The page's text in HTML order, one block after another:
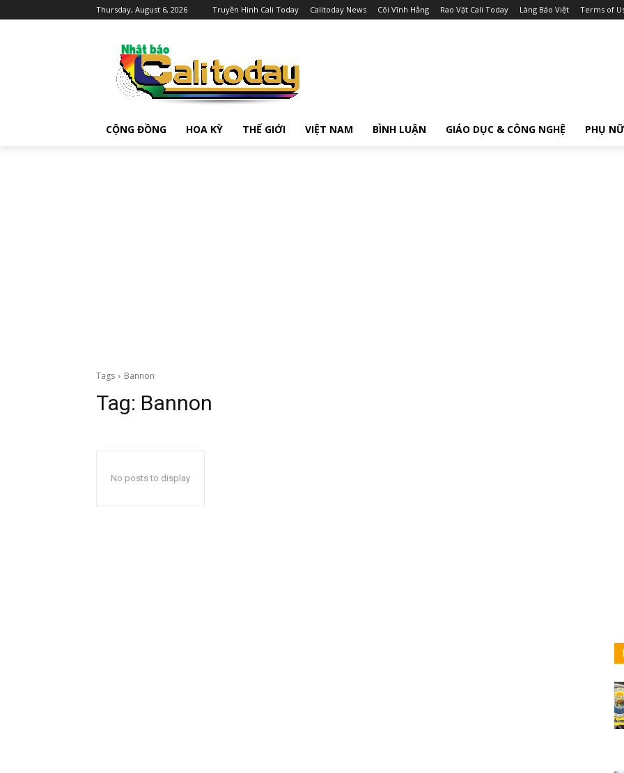
Thursday, August 6, 2026 Truyền Hình Cali Today Calitoday News Cõi Vĩnh Hằng Rao Vặt Cali Today Làng Báo Việt Terms of
CỘNG ĐỒNG HOA KỲ THẾ GIỚI VIỆT NAM BÌNH LUẬN GIÁO DỤC & CÔNG NGHỆ PHỤ NỮ
Tags Bannon
Tag: Bannon
No posts to display